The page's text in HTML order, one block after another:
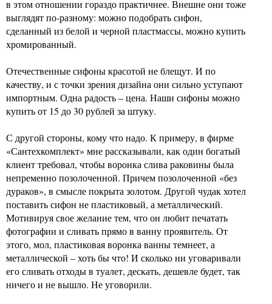
в этом отношении гораздо практичнее. Внешне они тоже
выглядят по-разному: можно подобрать сифон,
сделанный из белой и черной пластмассы, можно купить
хромированный.
Отечественные сифоны красотой не блещут. И по
качеству, и с точки зрения дизайна они сильно уступают
импортным. Одна радость – цена. Наши сифоны можно
купить от 15 до 30 рублей за штуку.
С другой стороны, кому что надо. К примеру, в фирме
«Сантехкомплект» мне рассказывали, как один богатый
клиент требовал, чтобы воронка слива раковины была
непременно позолоченной. Причем позолоченной «без
дураков», в смысле покрыта золотом. Другой чудак хотел
поставить сифон не пластиковый, а металлический.
Мотивируя свое желание тем, что он любит печатать
фотографии и сливать прямо в ванну проявитель. От
этого, мол, пластиковaя воронка ванны темнеет, а
металлической – хоть бы что! И сколько ни уговаривали
его сливать отходы в туалет, дескать, дешевле будет, так
ничего и не вышло. Не уговорили.